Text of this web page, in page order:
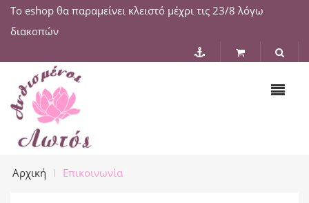
Το eshop θα παραμείνει κλειστό μέχρι τις 23/8 λόγω
διακοπών
Αρχική Επικοινωνία